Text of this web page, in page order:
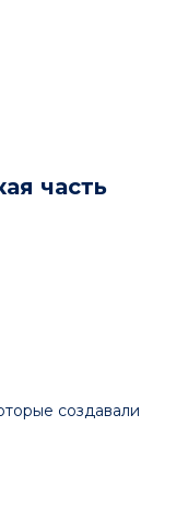
часть
создавали